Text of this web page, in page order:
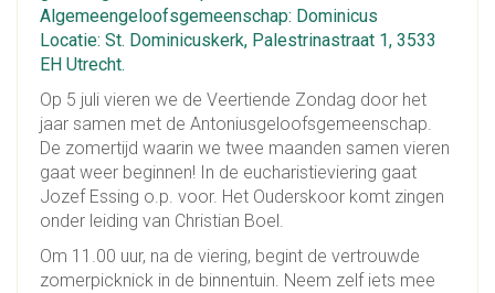
Algemeengeloofsgemeenschap: Dominicus
Locatie: St. Dominicuskerk, Palestrinastraat 1, 3533
EH Utrecht.
Op 5 juli vieren we de Veertiende Zondag door het
jaar samen met de Antoniusgeloofsgemeenschap.
De zomertijd waarin we twee maanden samen vieren
gaat weer beginnen! In de eucharistieviering gaat
Jozef Essing o.p. voor. Het Ouderskoor komt zingen
onder leiding van Christian Boel.
Om 11.00 uur, na de viering, begint de vertrouwde
zomerpicknick in de binnentuin. Neem zelf iets mee